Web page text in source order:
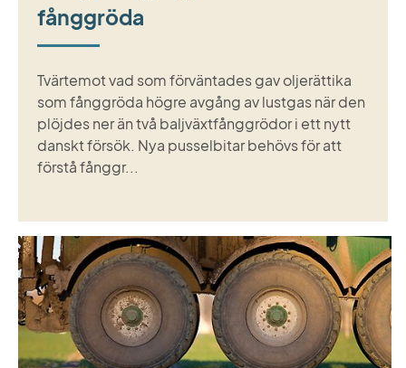
fånggröda
Tvärtemot vad som förväntades gav oljerättika
som fånggröda högre avgång av lustgas när den
plöjdes ner än två baljväxtfånggrödor i ett nytt
danskt försök. Nya pusselbitar behövs för att
förstå fånggr...